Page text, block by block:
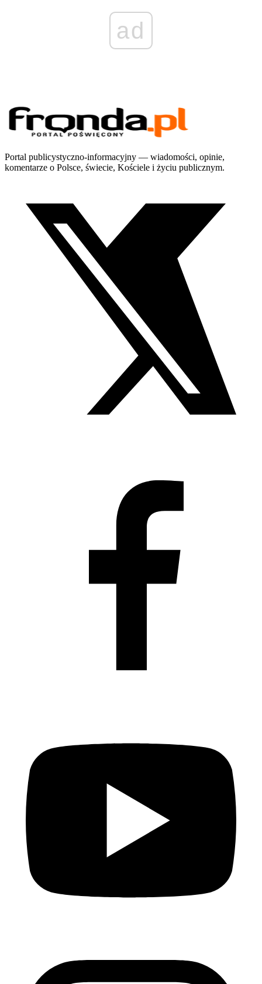
ad
Portal publicystyczno-informacyjny — wiadomości, opinie,
komentarze o Polsce, świecie, Kościele i życiu publicznym.